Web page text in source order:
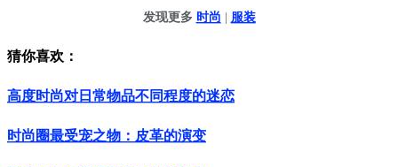
发现更多 时尚 服装
猜你喜欢：
高度时尚对日常物品不同程度的迷恋
时尚圈最受宠之物：皮革的演变